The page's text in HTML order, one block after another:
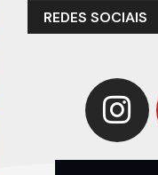
REDES SOCIAIS